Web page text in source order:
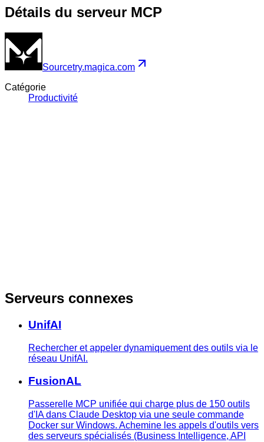
Détails du serveur MCP
Sourcetry.magica.com
Catégorie
Productivité
Serveurs connexes
UnifAI
Rechercher et appeler dynamiquement des outils via le
réseau UnifAI.
FusionAL
Passerelle MCP unifiée qui charge plus de 150 outils
d'IA dans Claude Desktop via une seule commande
Docker sur Windows. Achemine les appels d'outils vers
des serveurs spécialisés (Business Intelligence, API